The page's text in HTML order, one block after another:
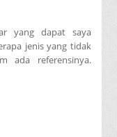
yang dapat saya
jenis yang tidak
ada referensinya.